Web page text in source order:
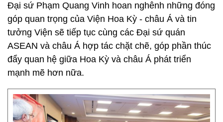
Đại sứ Phạm Quang Vinh hoan nghênh những đóng
góp quan trọng của Viện Hoa Kỳ - châu Á và tin
tưởng Viện sẽ tiếp tục cùng các Đại sứ quán
ASEAN và châu Á hợp tác chặt chẽ, góp phần thúc
đẩy quan hệ giữa Hoa Kỳ và châu Á phát triển
mạnh mẽ hơn nữa.